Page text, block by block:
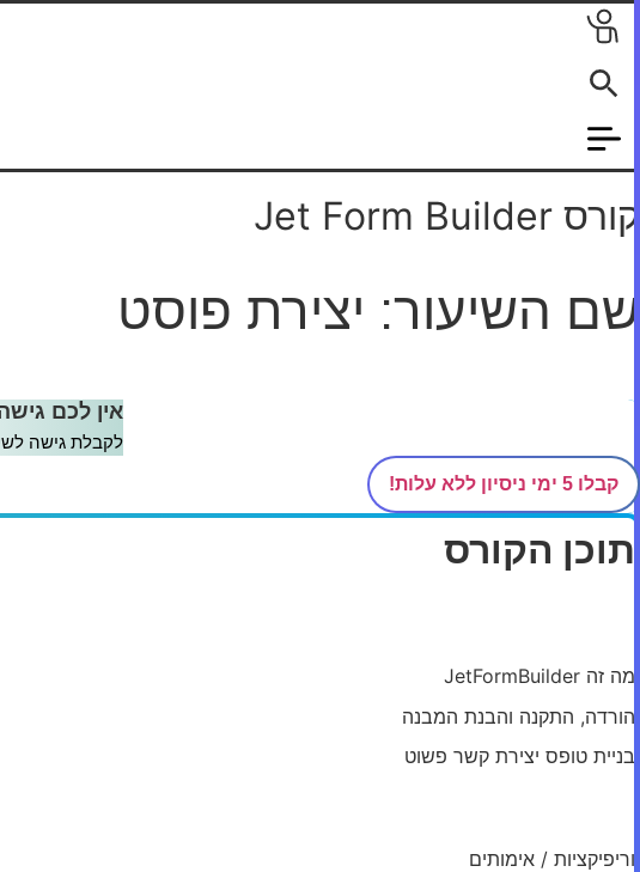
לתוכן
קורס Jet Form Builder
שם השיעור: יצירת פוסט
אין לכם
לקבלת גישה
קבלו 5 ימי ניסיון ללא עלות!
תוכן הקורס
מה זה JetFormBuilder
הורדה, התקנה והבנת המבנה
בניית טופס יצירת קשר פשוט
וריפיקציות / אימותים